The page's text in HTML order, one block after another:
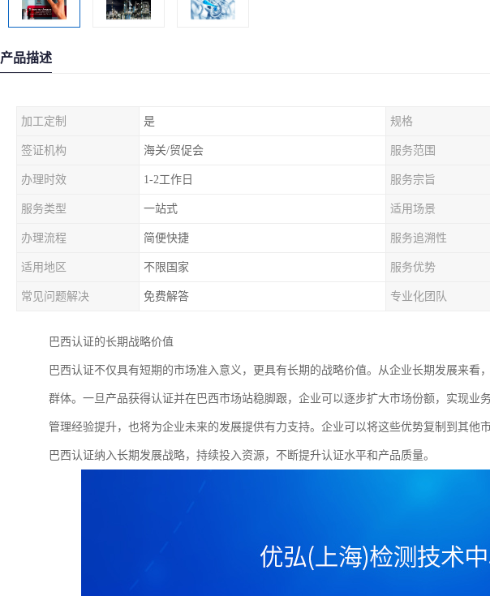
产品描述
加工定制 是 规格
签证机构 海关/贸促会 服务范围
办理时效 1-2工作日 服务宗旨
服务类型 一站式 适用场景
办理流程 简便快捷 服务追溯性
适用地区 不限国家 服务优势
常见问题解决 免费解答 专业化团队
巴西认证的长期战略价值
巴西认证不仅具有短期的市场准入意义，更具有长期的战略价值。从企业长期发展来看
群体。一旦产品获得认证并在巴西市场站稳脚跟，企业可以逐步扩大市场份额，实现业
管理经验提升，也将为企业未来的发展提供有力支持。企业可以将这些优势复制到其他
巴西认证纳入长期发展战略，持续投入资源，不断提升认证水平和产品质量。